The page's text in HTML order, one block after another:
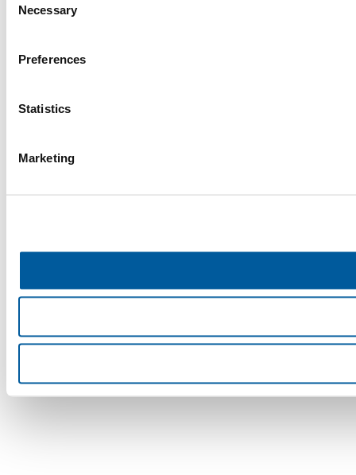
Selection
Necessary
Preferences
Statistics
Marketing